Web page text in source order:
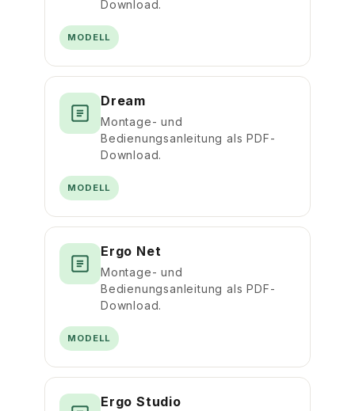
Download.
MODELL
Dream
Montage- und
Bedienungsanleitung als PDF-
Download.
MODELL
Ergo Net
Montage- und
Bedienungsanleitung als PDF-
Download.
MODELL
Ergo Studio